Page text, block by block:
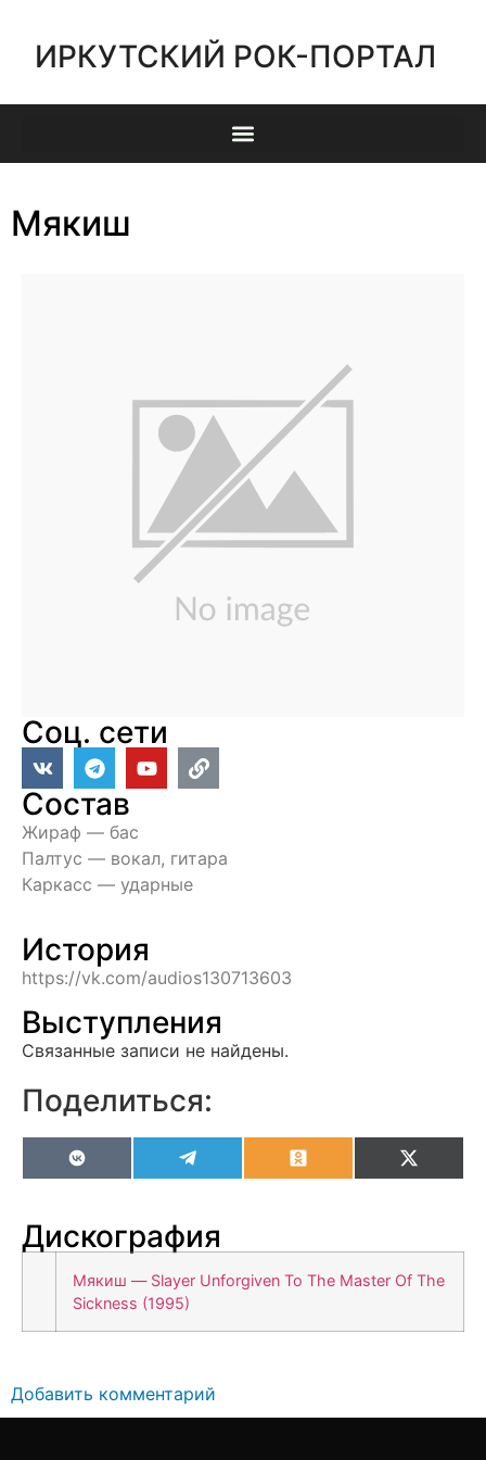
ИРКУТСКИЙ РОК-ПОРТАЛ
Мякиш
Соц. сети
Состав
Жираф — бас
Палтус — вокал, гитара
Каркасс — ударные
История
https://vk.com/audios130713603
Выступления
Связанные записи не найдены.
Поделиться:
VK OdnoklassnikiX
Дискография
Мякиш — Slayer Unforgiven To The Master Of The
Sickness (1995)
Добавить комментарий